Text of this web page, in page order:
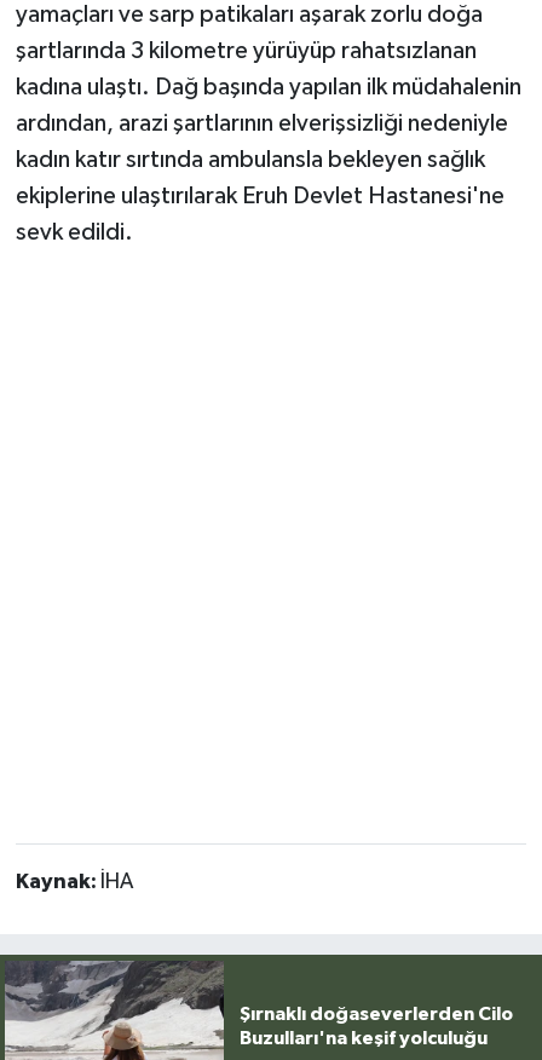
yamaçları ve sarp patikaları aşarak zorlu doğa
şartlarında 3 kilometre yürüyüp rahatsızlanan
kadına ulaştı. Dağ başında yapılan ilk müdahalenin
ardından, arazi şartlarının elverişsizliği nedeniyle
kadın katır sırtında ambulansla bekleyen sağlık
ekiplerine ulaştırılarak Eruh Devlet Hastanesi'ne
sevk edildi.
Kaynak: İHA
Şırnaklı doğaseverlerden Cilo
Buzulları'na keşif yolculuğu